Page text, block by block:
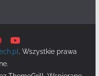
. Wszystkie prawa